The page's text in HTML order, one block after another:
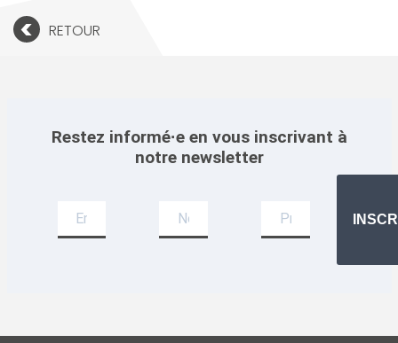
< RETOUR
Restez informé·e en vous inscrivant à
notre newsletter